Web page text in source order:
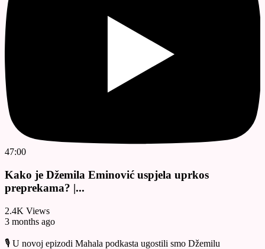
47:00
Kako je Džemila Eminović uspjela uprkos
preprekama? |...
2.4K Views
3 months ago
🎙️ U novoj epizodi Mahala podkasta ugostili smo Džemilu